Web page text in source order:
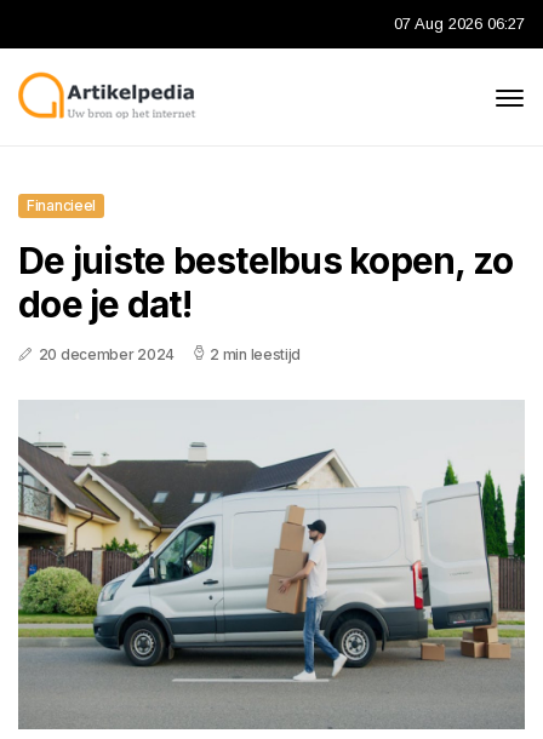
07 Aug 2026 06:27
Financieel
De juiste bestelbus kopen, zo
doe je dat!
20 december 2024 2 min leestijd